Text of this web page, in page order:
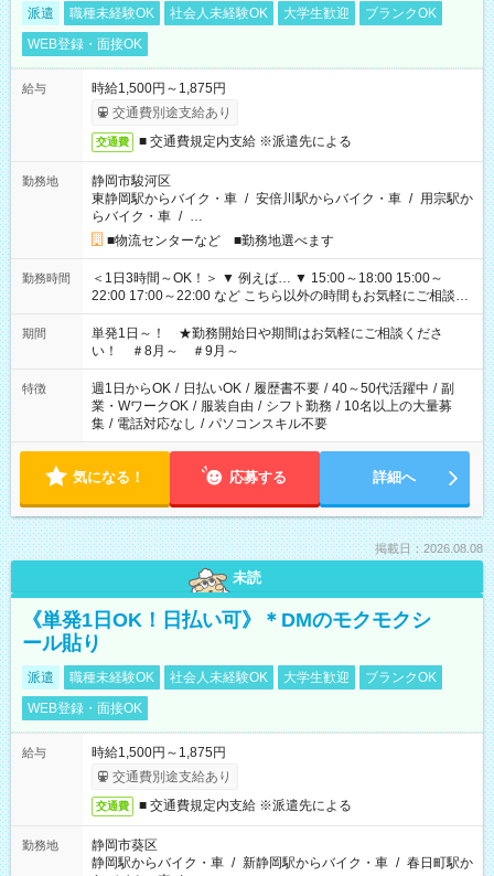
派遣 職種未経験OK 社会人未経験OK 大学生歓迎
ブランクOK
WEB登録・面接OK
給与
時給1,500円～1,875円
交通費別途支給あり
交通費 ■ 交通費規定内支給 ※派遣先による
勤務地
静岡市駿河区
東静岡駅からバイク・車 / 安倍川駅からバイク・車 / 用宗駅か
らバイク・車 / …
■物流センターなど ■勤務地選べます
勤務時間
＜1日3時間～OK！＞ ▼ 例えば… ▼ 15:00～18:00 15:00～
22:00 17:00～22:00 など こちら以外の時間もお気軽にご相談く
ださい！
期間
単発1日～！ ★勤務開始日や期間はお気軽にご相談くださ
い！ ＃8月～ ＃9月～
特徴 週1日からOK / 日払いOK / 履歴書不要 / 40～50代活躍中 / 副
業・WワークOK / 服装自由 / シフト勤務 / 10名以上の大量募
集 / 電話対応なし / パソコンスキル不要
気になる！ 応募する 詳細へ
掲載日：2026.08.08
未読
《単発1日OK！日払い可》＊DMのモクモクシ
ール貼り
派遣 職種未経験OK 社会人未経験OK 大学生歓迎
ブランクOK
WEB登録・面接OK
給与
時給1,500円～1,875円
交通費別途支給あり
交通費 ■ 交通費規定内支給 ※派遣先による
勤務地
静岡市葵区
静岡駅からバイク・車 / 新静岡駅からバイク・車 / 春日町駅か